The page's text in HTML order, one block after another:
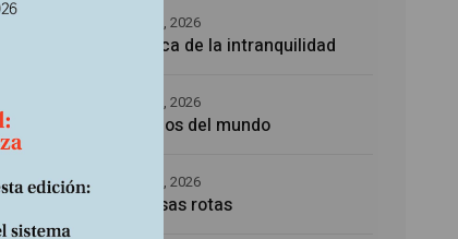
La época de la intranquilidad
5 agosto, 2026
Los amos del mundo
5 agosto, 2026
Promesas rotas
5 agosto, 2026